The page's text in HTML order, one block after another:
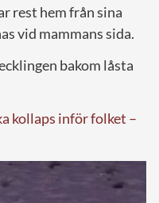
rest hem från sina
vid mammans sida.
bakom låsta
kollaps inför folket –